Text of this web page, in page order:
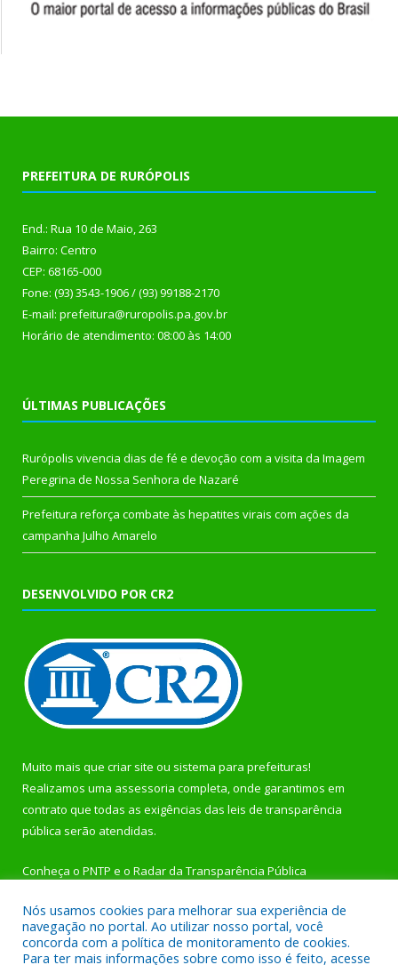
PREFEITURA DE RURÓPOLIS
End.: Rua 10 de Maio, 263
Bairro: Centro
CEP: 68165-000
Fone: (93) 3543-1906 / (93) 99188-2170
E-mail: prefeitura@ruropolis.pa.gov.br
Horário de atendimento: 08:00 às 14:00
ÚLTIMAS PUBLICAÇÕES
Rurópolis vivencia dias de fé e devoção com a visita da Imagem
Peregrina de Nossa Senhora de Nazaré
Prefeitura reforça combate às hepatites virais com ações da
campanha Julho Amarelo
DESENVOLVIDO POR CR2
Muito mais que criar site ou sistema para prefeituras!
Realizamos uma assessoria completa, onde garantimos em
contrato que todas as exigências das leis de transparência
pública serão atendidas.
Conheça o PNTP e o Radar da Transparência Pública
Nós usamos cookies para melhorar sua experiência de
navegação no portal. Ao utilizar nosso portal, você
concorda com a política de monitoramento de cookies.
Para ter mais informações sobre como isso é feito, acesse